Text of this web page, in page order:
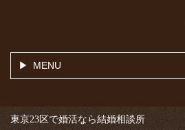
MENU
東京23区で婚活なら結婚相談所